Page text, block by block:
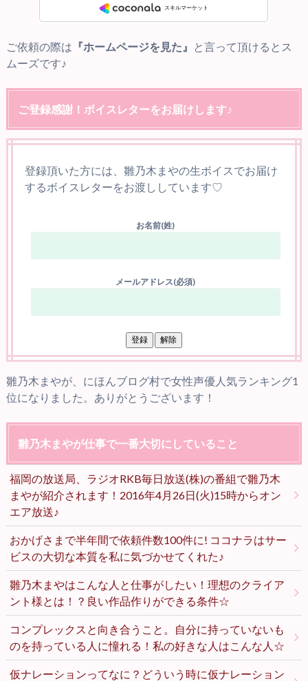
ご依頼の際は 『ホームページを見た』
と言って頂けるとス
ムーズです♪
ご登録感謝！ボイスレターをお届けします♪
登録頂いた方には、雛乃木まやの生ボイスでお届け
するボイスレターをお渡ししています♡
お名前(姓)
メールアドレス(必須)
雛乃木まやが、にほんブログ村で女性声優人気ランキング1
位になりました。ありがとうございます！
雛乃木まやが仕事で一番大切にしていること
福岡の放送局、ラジオRKB毎日放送(株)の番組で雛乃木
まやが紹介されます！2016年4月26日(火)15時からオン
エア放送♪
おかげさまで半年間で依頼件数100件に! ココナラはサー
ビスの大切な本質を私に気づかせてくれた♪
雛乃木まやはこんな人と仕事がしたい！理想のクライア
ント様とは！？良い作品作りができる条件☆
コンプレックスと向き合うこと。自分に持っていないも
のを持っている人に憧れる！私の好きな人はこんな人☆
仮ナレーションってなに？どういう時に仮ナレーション